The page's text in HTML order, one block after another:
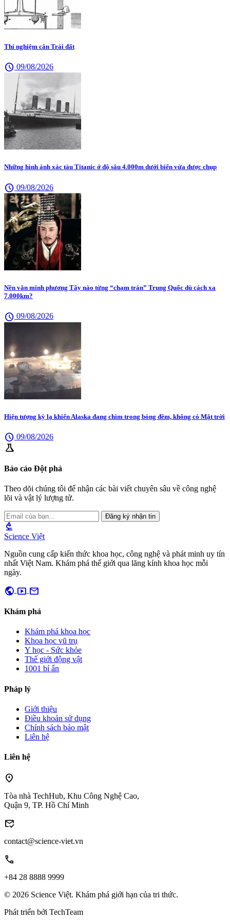
Thí nghiệm cân Trái đất
schedule 09/08/2026
Những hình ảnh xác tàu Titanic ở độ sâu 4.000m dưới biển vừa được chụp
schedule 09/08/2026
Nền văn minh phương Tây nào từng “chạm trán” Trung Quốc dù cách xa
7.000km?
schedule 09/08/2026
Hiện tượng kỳ lạ khiến Alaska đang chìm trong bóng đêm, không có Mặt trời
schedule 09/08/2026
science
Báo cáo Đột phá
Theo dõi chúng tôi để nhận các bài viết chuyên sâu về công nghệ
lõi và vật lý lượng tử.
Đăng ký nhận tin
biotech
Science Việt
Nguồn cung cấp kiến thức khoa học, công nghệ và phát minh uy tín
nhất Việt Nam. Khám phá thế giới qua lăng kính khoa học mỗi
ngày.
public smart_display mail
Khám phá
Khám phá khoa học
Khoa học vũ trụ
Y học - Sức khỏe
Thế giới động vật
1001 bí ẩn
Pháp lý
Giới thiệu
Điều khoản sử dụng
Chính sách bảo mật
Liên hệ
Liên hệ
location_on
Tòa nhà TechHub, Khu Công Nghệ Cao,
Quận 9, TP. Hồ Chí Minh
mark_email_read
contact@science-viet.vn
call
+84 28 8888 9999
© 2026 Science Việt. Khám phá giới hạn của tri thức.
Phát triển bởi TechTeam